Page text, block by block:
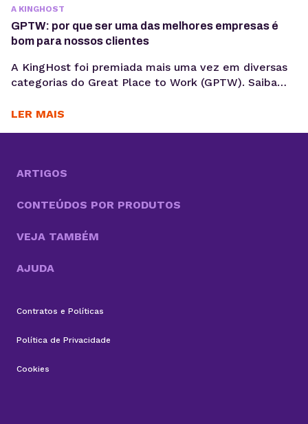
A KINGHOST
GPTW: por que ser uma das melhores empresas é
bom para nossos clientes
A KingHost foi premiada mais uma vez em diversas
categorias do Great Place to Work (GPTW). Saiba
para mim com uma grande mudança. No dia 17 de
LER MAIS
ARTIGOS
CONTEÚDOS POR PRODUTOS
VEJA TAMBÉM
AJUDA
Contratos e Políticas
Política de Privacidade
Cookies